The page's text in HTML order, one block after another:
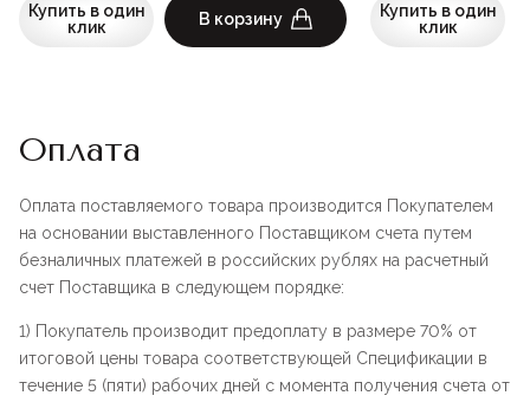
Купить в один
клик
В корзину
Купить в один
клик
Оплата
Оплата поставляемого товара производится Покупателем
на основании выставленного Поставщиком счета путем
безналичных платежей в российских рублях на расчетный
счет Поставщика в следующем порядке:
1) Покупатель производит предоплату в размере 70% от
итоговой цены товара соответствующей Спецификации в
течение 5 (пяти) рабочих дней с момента получения счета от